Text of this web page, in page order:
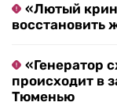
«Лютый
восстановить
«Генератор
происходит в
Тюменью